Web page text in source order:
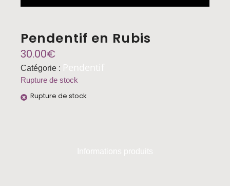
Pendentif en Rubis
30.00€
Catégorie : Pendentif
Rupture de stock
Rupture de stock
Informations produits